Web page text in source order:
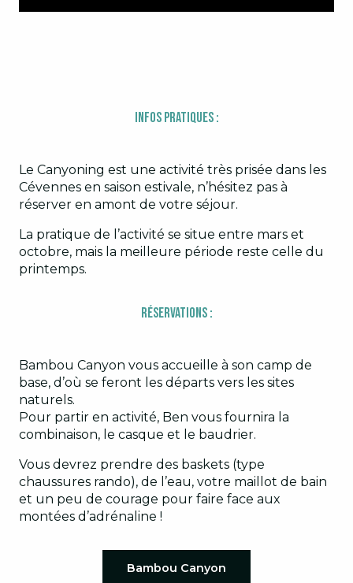
Infos pratiques :
Le Canyoning est une activité très prisée dans les
Cévennes en saison estivale, n’hésitez pas à
réserver en amont de votre séjour.
La pratique de l’activité se situe entre mars et
octobre, mais la meilleure période reste celle du
printemps.
Réservations :
Bambou Canyon vous accueille à son camp de
base, d’où se feront les départs vers les sites
naturels.
Pour partir en activité, Ben vous fournira la
combinaison, le casque et le baudrier.
Vous devrez prendre des baskets (type
chaussures rando), de l’eau, votre maillot de bain
et un peu de courage pour faire face aux
montées d’adrénaline !
Bambou Canyon